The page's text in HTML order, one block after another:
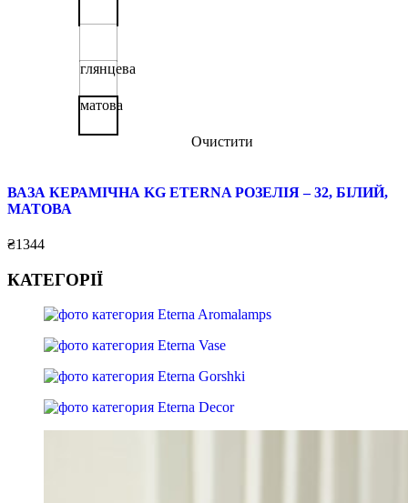
глянцева
матова
Очистити
ВАЗА КЕРАМІЧНА KG ETERNA РОЗЕЛІЯ – 32, БІЛИЙ,
МАТОВА
₴1344
КАТЕГОРІЇ